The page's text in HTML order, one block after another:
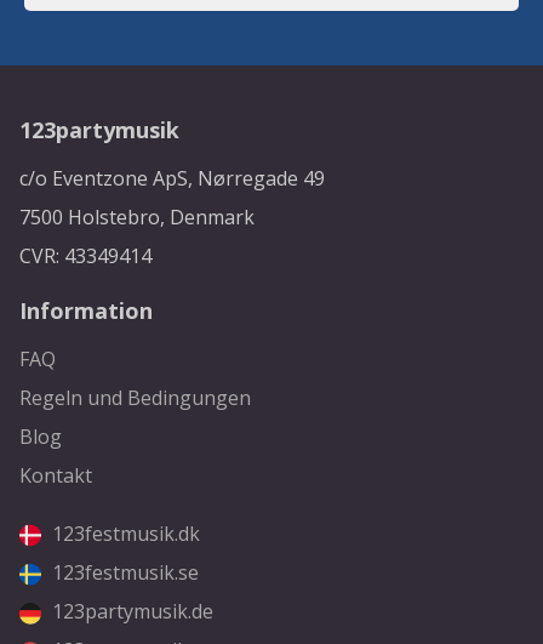
123partymusik
c/o Eventzone ApS, Nørregade 49
7500 Holstebro, Denmark
CVR: 43349414
Information
FAQ
Regeln und Bedingungen
Blog
Kontakt
123festmusik.dk
123festmusik.se
123partymusik.de